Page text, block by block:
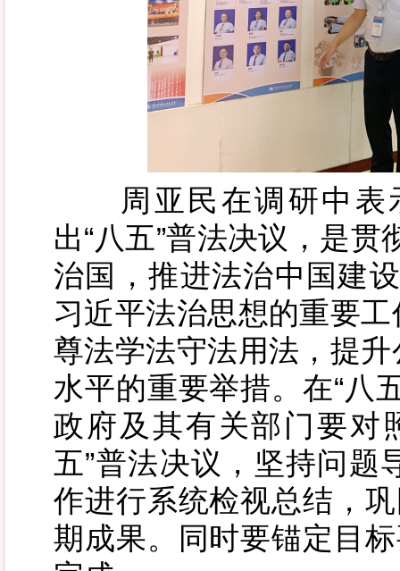
周亚民在调研中表
出“八五”普法决议，是
治国，推进法治中国建
习近平法治思想的重要
尊法学法守法用法，提
水平的重要举措。在“八
政府及其有关部门要对
五”普法决议，坚持问题
作进行系统检视总结，
期成果。同时要锚定目